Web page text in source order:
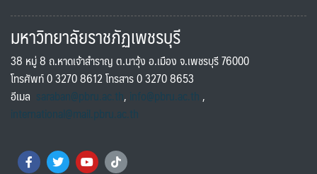
มหาวิทยาลัยราชภัฏเพชรบุรี
38 หมู่ 8 ถ.หาดเจ้าสำราญ ต.นาวุ้ง อ.เมือง จ.เพชรบุรี 76000
โทรศัพท์ 0 3270 8612 โทรสาร 0 3270 8653
อีเมล saraban@pbru.ac.th, info@pbru.ac.th,
international@mail.pbru.ac.th